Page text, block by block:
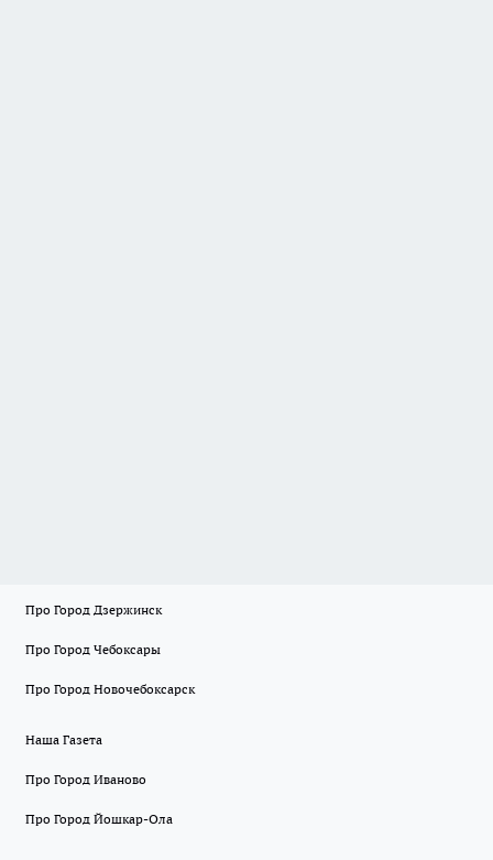
Про Город Дзержинск
Про Город Чебоксары
Про Город Новочебоксарск
Наша Газета
Про Город Иваново
Про Город Йошкар-Ола